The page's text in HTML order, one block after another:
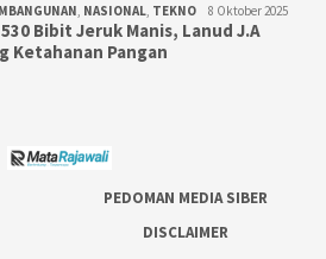
NASIONAL TEKNO 8 Oktober 2025
530 Bibit Jeruk Manis, Lanud J.A
Ketahanan Pangan
PEDOMAN MEDIA SIBER
DISCLAIMER